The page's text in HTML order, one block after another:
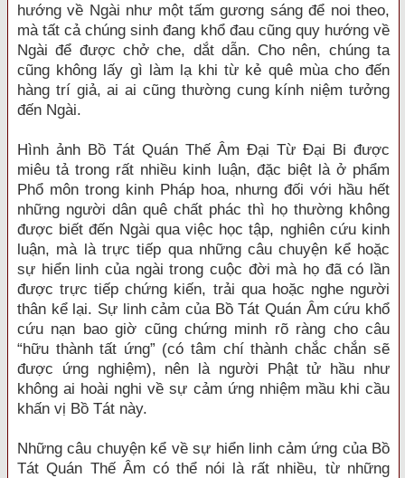
hướng về Ngài như một tấm gương sáng để noi theo,
mà tất cả chúng sinh đang khổ đau cũng quy hướng về
Ngài để được chở che, dắt dẫn. Cho nên, chúng ta
cũng không lấy gì làm lạ khi từ kẻ quê mùa cho đến
hàng trí giả, ai ai cũng thường cung kính niệm tưởng
đến Ngài.
Hình ảnh Bồ Tát Quán Thế Âm Đại Từ Đại Bi được
miêu tả trong rất nhiều kinh luận, đặc biệt là ở phẩm
Phổ môn trong kinh Pháp hoa, nhưng đối với hầu hết
những người dân quê chất phác thì họ thường không
được biết đến Ngài qua việc học tập, nghiên cứu kinh
luận, mà là trực tiếp qua những câu chuyện kể hoặc
sự hiển linh của ngài trong cuộc đời mà họ đã có lần
được trực tiếp chứng kiến, trải qua hoặc nghe người
thân kể lại. Sự linh cảm của Bồ Tát Quán Âm cứu khổ
cứu nạn bao giờ cũng chứng minh rõ ràng cho câu
“hữu thành tất ứng” (có tâm chí thành chắc chắn sẽ
được ứng nghiệm), nên là người Phật tử hầu như
không ai hoài nghi về sự cảm ứng nhiệm mầu khi cầu
khấn vị Bồ Tát này.
Những câu chuyện kể về sự hiển linh cảm ứng của Bồ
Tát Quán Thế Âm có thể nói là rất nhiều, từ những